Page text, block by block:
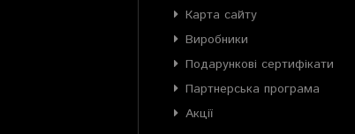
Карта сайту
Виробники
Подарункові сертифікати
Партнерська програма
Акції